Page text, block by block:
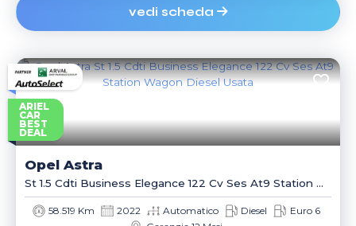
vedi scheda
ARIEL
CAR
BEST
DEAL
Opel Astra
St 1.5 Cdti Business Elegance 122 Cv Ses At9 Station Wagon
58.519 Km 2022 Automatico Diesel
Euro 6